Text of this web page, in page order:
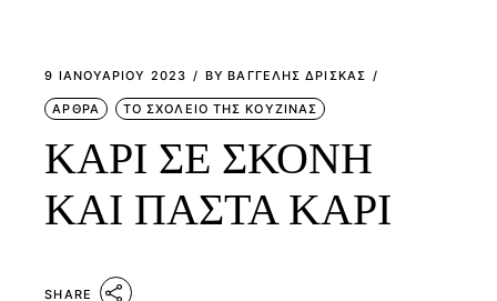
9 ΙΑΝΟΥΑΡΊΟΥ 2023 BY ΒΑΓΓΕΛΗΣ ΔΡΙΣΚΑΣ
ΑΡΘΡΑ ΤΟ ΣΧΟΛΕΙΟ ΤΗΣ ΚΟΥΖΙΝΑΣ
ΚΑΡΙ ΣΕ ΣΚΟΝΗ
ΚΑΙ ΠΑΣΤΑ ΚΑΡΙ
SHARE